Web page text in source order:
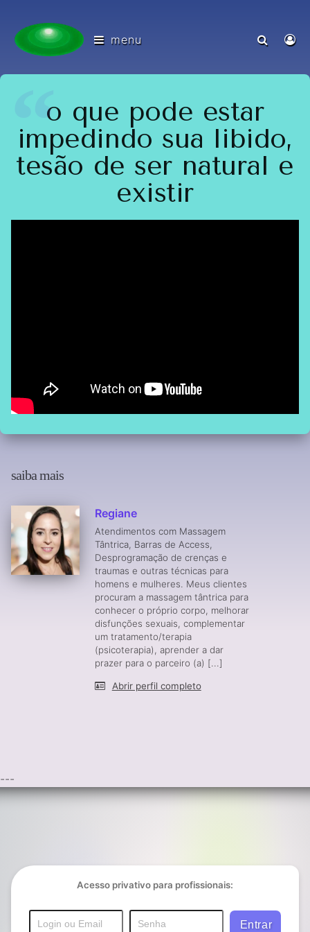
menu
o que pode estar
impedindo sua libido,
tesão de ser natural e
existir
saiba mais
Regiane
Atendimentos com Massagem
Tântrica, Barras de Access,
Desprogramação de crenças e
traumas e outras técnicas para
homens e mulheres. Meus clientes
procuram a massagem tântrica para
conhecer o próprio corpo, melhorar
disfunções sexuais, complementar
um tratamento/terapia
(psicoterapia), aprender a dar
prazer para o parceiro (a) [...]
Abrir perfil completo
---
Acesso privativo para profissionais: